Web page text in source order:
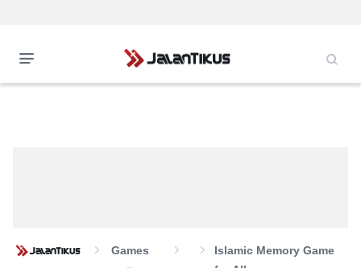
Games
Islamic Memory Game